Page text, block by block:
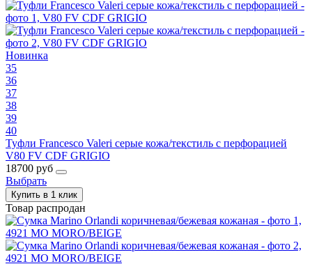
Новинка
35
36
37
38
39
40
Туфли Francesco Valeri серые кожа/текстиль с перфорацией
V80 FV CDF GRIGIO
18700 руб
Выбрать
Купить в 1 клик
Товар распродан